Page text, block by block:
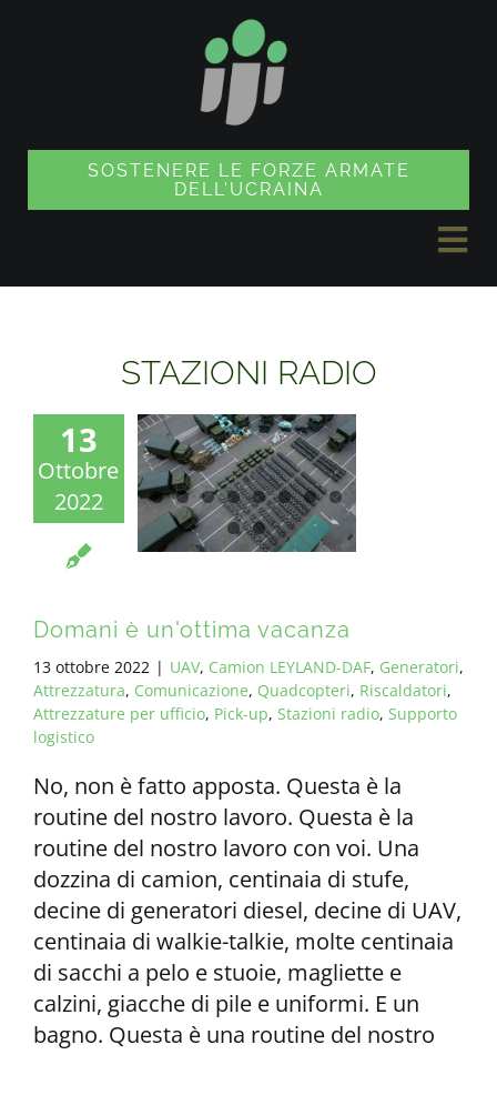
SOSTENERE LE FORZE ARMATE
DELL'UCRAINA
a
NEGOZIO DI SOUVENIR
TUTTI I REQUISITI
STAZIONI RADIO
13
Ottobre
2022
Domani è un'ottima vacanza
13 ottobre 2022 | UAV, Camion LEYLAND-DAF, Generatori,
Attrezzatura, Comunicazione, Quadcopteri, Riscaldatori,
Attrezzature per ufficio, Pick-up, Stazioni radio, Supporto
logistico
No, non è fatto apposta. Questa è la
routine del nostro lavoro. Questa è la
routine del nostro lavoro con voi. Una
dozzina di camion, centinaia di stufe,
decine di generatori diesel, decine di UAV,
centinaia di walkie-talkie, molte centinaia
di sacchi a pelo e stuoie, magliette e
calzini, giacche di pile e uniformi. E un
bagno. Questa è una routine del nostro